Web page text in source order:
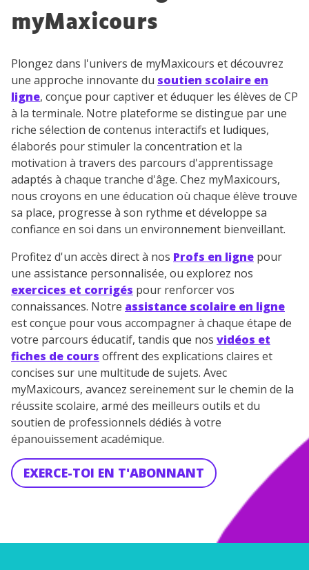
myMaxicours
Plongez dans l'univers de myMaxicours et découvrez
une approche innovante du soutien scolaire en
ligne, conçue pour captiver et éduquer les élèves de CP
à la terminale. Notre plateforme se distingue par une
riche sélection de contenus interactifs et ludiques,
élaborés pour stimuler la concentration et la
motivation à travers des parcours d'apprentissage
adaptés à chaque tranche d'âge. Chez myMaxicours,
nous croyons en une éducation où chaque élève trouve
sa place, progresse à son rythme et développe sa
confiance en soi dans un environnement bienveillant.
Profitez d'un accès direct à nos Profs en ligne pour
une assistance personnalisée, ou explorez nos
exercices et corrigés pour renforcer vos
connaissances. Notre assistance scolaire en ligne
est conçue pour vous accompagner à chaque étape de
votre parcours éducatif, tandis que nos vidéos et
fiches de cours offrent des explications claires et
concises sur une multitude de sujets. Avec
myMaxicours, avancez sereinement sur le chemin de la
réussite scolaire, armé des meilleurs outils et du
soutien de professionnels dédiés à votre
épanouissement académique.
EXERCE-TOI EN T'ABONNANT